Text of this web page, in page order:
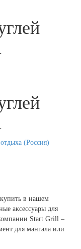
(Россия)
в нашем
аксессуары для
Start Grill –
для мангала или